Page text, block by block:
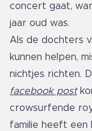
concert gaat,
jaar oud was.
Als de dochters
kunnen helpen,
nichtjes richten.
facebook post
crowsurfende
familie heeft een